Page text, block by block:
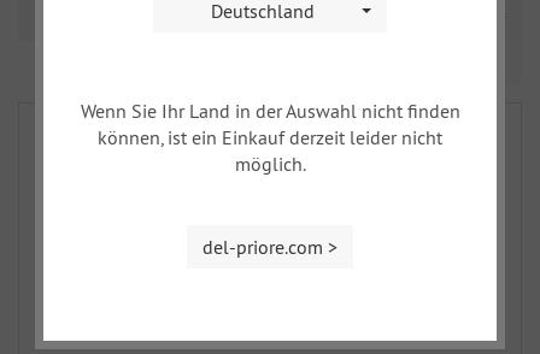
Deutschland
Wenn Sie Ihr Land in der Auswahl nicht finden
können, ist ein Einkauf derzeit leider nicht
möglich.
del-priore.com >